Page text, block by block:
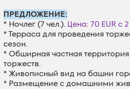
ПРЕДЛОЖЕНИЕ:
* Ночлег (7 чел.). Цена: 70 EUR c 2
* Терраса для проведения
сезон.
* Обширная частная
торжеств.
* Живописный вид на башни
* Размещение с домашними